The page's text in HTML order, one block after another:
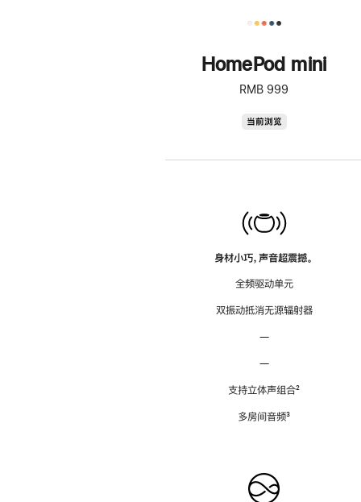
HomePod mini
RMB 999
当前浏览
身材小巧，声音超震撼。
全频驱动单元
双振动抵消无源辐射器
—
—
支持立体声组合脚
²
多房间音频脚
³